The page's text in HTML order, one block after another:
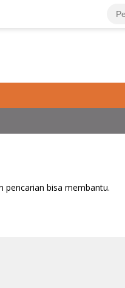
pencarian bisa membantu.